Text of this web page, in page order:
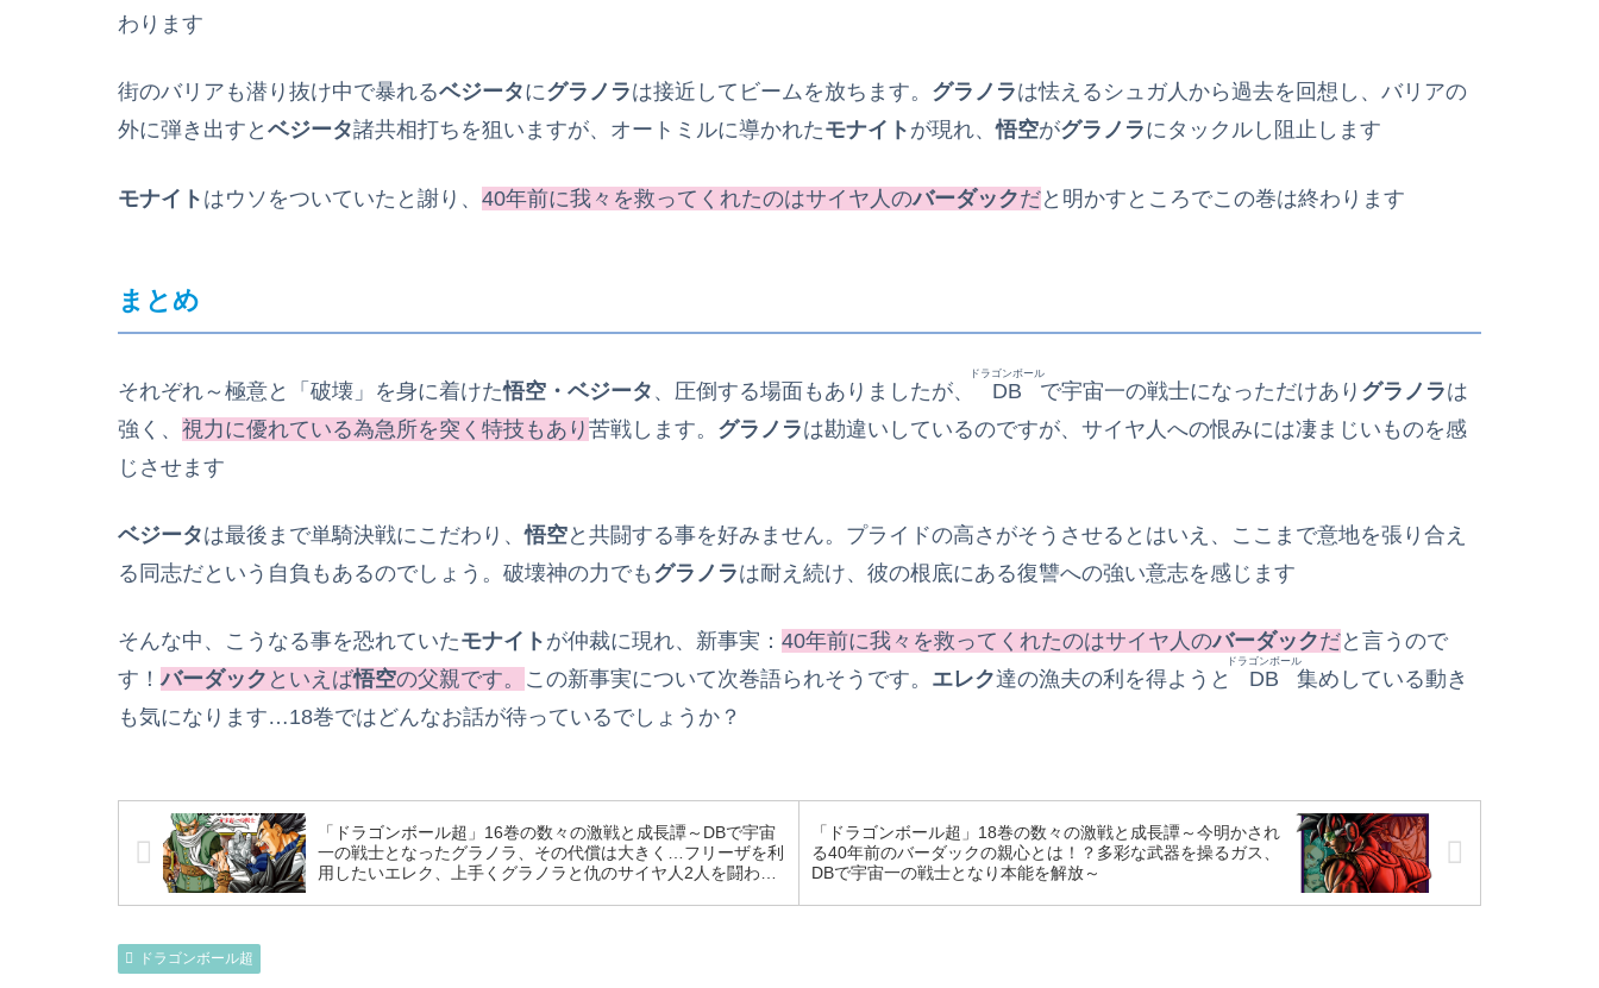
わります
街のバリアも潜り抜け中で暴れるベジータにグラノラは接近してビームを放ちます。 グラノラは怯えるシュガ人から過去を回想し、バリアの
外に弾き出すと ベジータ諸共相打ちを狙いますが、オートミルに導かれたモナイト が現れ、悟空がグラノラにタックルし阻止します
モナイト はウソをついていたと謝り、 40年前に我々を救ってくれたのはサイヤ人のバーダックだと明かすところでこの巻は終わります
まとめ
それぞれ～極意と「破壊」を身に着けた悟空・ベジータ 、圧倒する場面もありましたが、 DB
ドラゴンボール
で宇宙一の戦士になっただけあり グラノラは
強く、 視力に優れている為急所を突く特技もあり 苦戦します。 グラノラは勘違いしているのですが、サイヤ人への恨みには凄まじいものを感
じさせます
ベジータは最後まで単騎決戦にこだわり、悟空と共闘する事を好みません。プライドの高さがそうさせるとはいえ、ここまで意地を張り合え
る同志だという自負もあるのでしょう。破壊神の力でも グラノラは耐え続け、彼の根底にある復讐への強い意志を感じます
そんな中、こうなる事を恐れていたモナイト が仲裁に現れ、新事実： 40年前に我々を救ってくれたのはサイヤ人のバーダックだと言うので
す！バーダック といえば悟空の父親です。 この新事実について次巻語られそうです。 エレク達の漁夫の利を得ようと DB
ドラゴンボール
集めしている動き
も気になります…18巻ではどんなお話が待っているでしょうか？
「ドラゴンボール超」16巻の数々の激戦と成長譚～DBで宇宙
一の戦士となったグラノラ、その代償は大きく…フリーザを利
用したいエレク、上手くグラノラと仇のサイヤ人2人を闘わせ
「ドラゴンボール超」18巻の数々の激戦と成長譚～今明かされ
る40年前のバーダックの親心とは！？多彩な武器を操るガス、
DBで宇宙一の戦士となり本能を解放～
ドラゴンボール超